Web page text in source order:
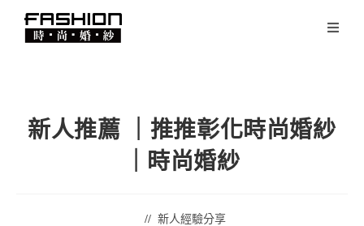
新人推薦 ｜推推彰化時尚婚紗
｜時尚婚紗
新人經驗分享